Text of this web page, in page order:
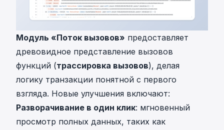
Модуль «Поток вызовов» предоставляет
древовидное представление вызовов
функций (трассировка вызовов), делая
логику транзакции понятной с первого
взгляда. Новые улучшения включают:
Разворачивание в один клик: мгновенный
просмотр полных данных, таких как